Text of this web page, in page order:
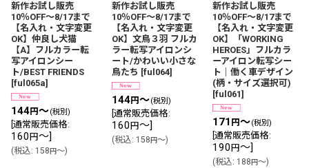
新作お試し販売
10％OFF〜8/17まで
【名入れ・文字変更
OK】仲良し犬猫
【A】フルカラー転
写アイロンシー
ト/BEST FRIENDS
[ful065a]
144円～(税別)
通常販売価格:
160 円～]
(税込: 158 円～)
新作お試し販売
10％OFF〜8/17まで
【名入れ・文字変更
OK】文鳥３羽 フルカ
ラー転写アイロンシ
ート/かわいい小さな
鳥たち [ful064]
144円～(税別)
通常販売価格:
160 円～]
(税込: 158 円～)
新作お試し販売
10％OFF〜8/17まで
【名入れ・文字変更
OK】「WORKING
HEROES」フルカラ
ーアイロン転写シー
ト｜働く車デザイン
(柄・サイズ選択可)
[ful061]
171 円～(税別)
通常販売価格:
190 円～]
(税込: 188 円～)